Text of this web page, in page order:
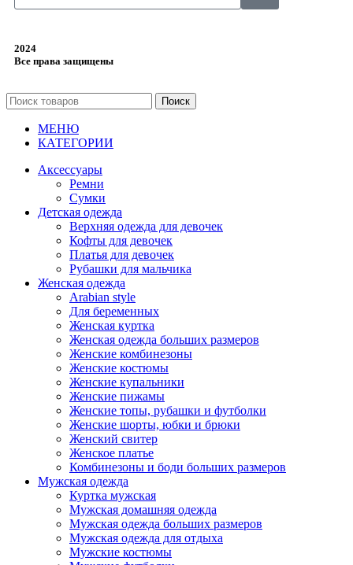
2024
Все права защищены
Поиск
МЕНЮ
КАТЕГОРИИ
Аксессуары
Ремни
Сумки
Детская одежда
Верхняя одежда для девочек
Кофты для девочек
Платья для девочек
Рубашки для мальчика
Женская одежда
Arabian style
Для беременных
Женская куртка
Женская одежда больших размеров
Женские комбинезоны
Женские костюмы
Женские купальники
Женские пижамы
Женские топы, рубашки и футболки
Женские шорты, юбки и брюки
Женский свитер
Женское платье
Комбинезоны и боди больших размеров
Мужская одежда
Куртка мужская
Мужская домашняя одежда
Мужская одежда больших размеров
Мужская одежда для отдыха
Мужские костюмы